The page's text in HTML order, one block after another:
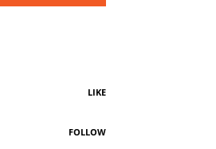
LIKE
FOLLOW